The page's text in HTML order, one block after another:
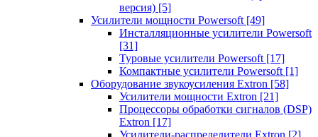
версия) [5]
Усилители мощности Powersoft [49]
Инсталляционные усилители Powersoft
[31]
Туровые усилители Powersoft [17]
Компактные усилители Powersoft [1]
Оборудование звукоусиления Extron [58]
Усилители мощности Extron [21]
Процессоры обработки сигналов (DSP)
Extron [17]
Усилители-распределители Extron [2]